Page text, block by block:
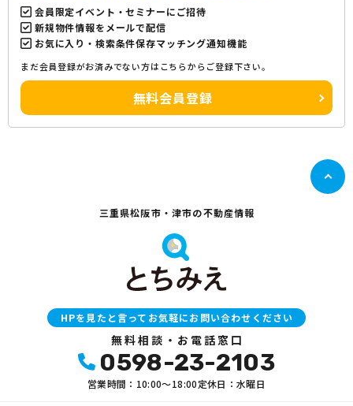
会員限定イベント・セミナーにご招待
新規物件情報をメールで配信
お気に入り・検索条件保存マッチング通知機能
まだ会員登録がお済みでない方はこちらからご登録下さい。
無料会員登録
三重県松阪市・津市の不動産情報
HPを見たと言ってお気軽にお問い合わせください
無料相談・お電話窓口
0598-23-2103
営業時間：10:00〜18:00定休日：水曜日